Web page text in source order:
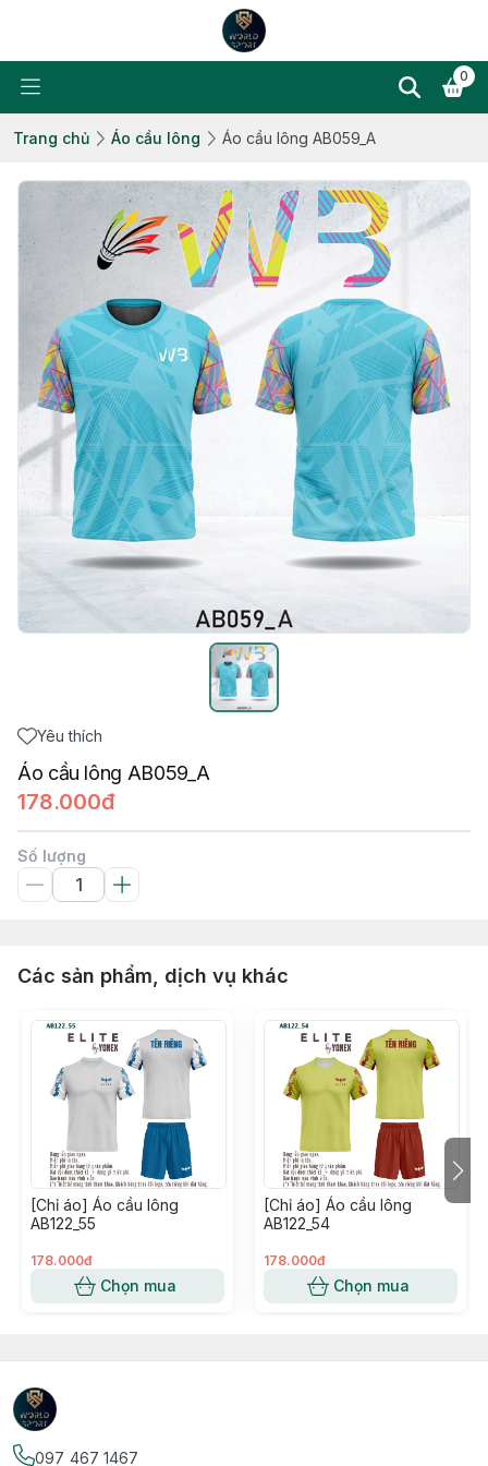
0
Trang chủ Áo cầu lông Áo cầu lông AB059_A
Yêu thích
Áo cầu lông AB059_A
178.000đ
Số lượng
Các sản phẩm, dịch vụ khác
[Chỉ áo] Áo cầu lông
AB122_55
178.000đ
Chọn mua
[Chỉ áo] Áo cầu lông
AB122_54
178.000đ
Chọn mua
097 467 1467